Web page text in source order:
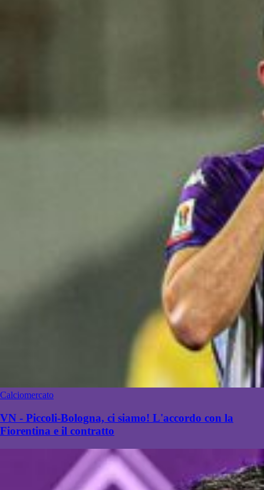
Calciomercato
VN - Piccoli-Bologna, ci siamo! L'accordo con la
Fiorentina e il contratto